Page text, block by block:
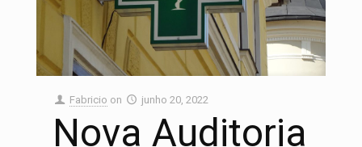
Fabricio on junho 20, 2022
Nova Auditoria